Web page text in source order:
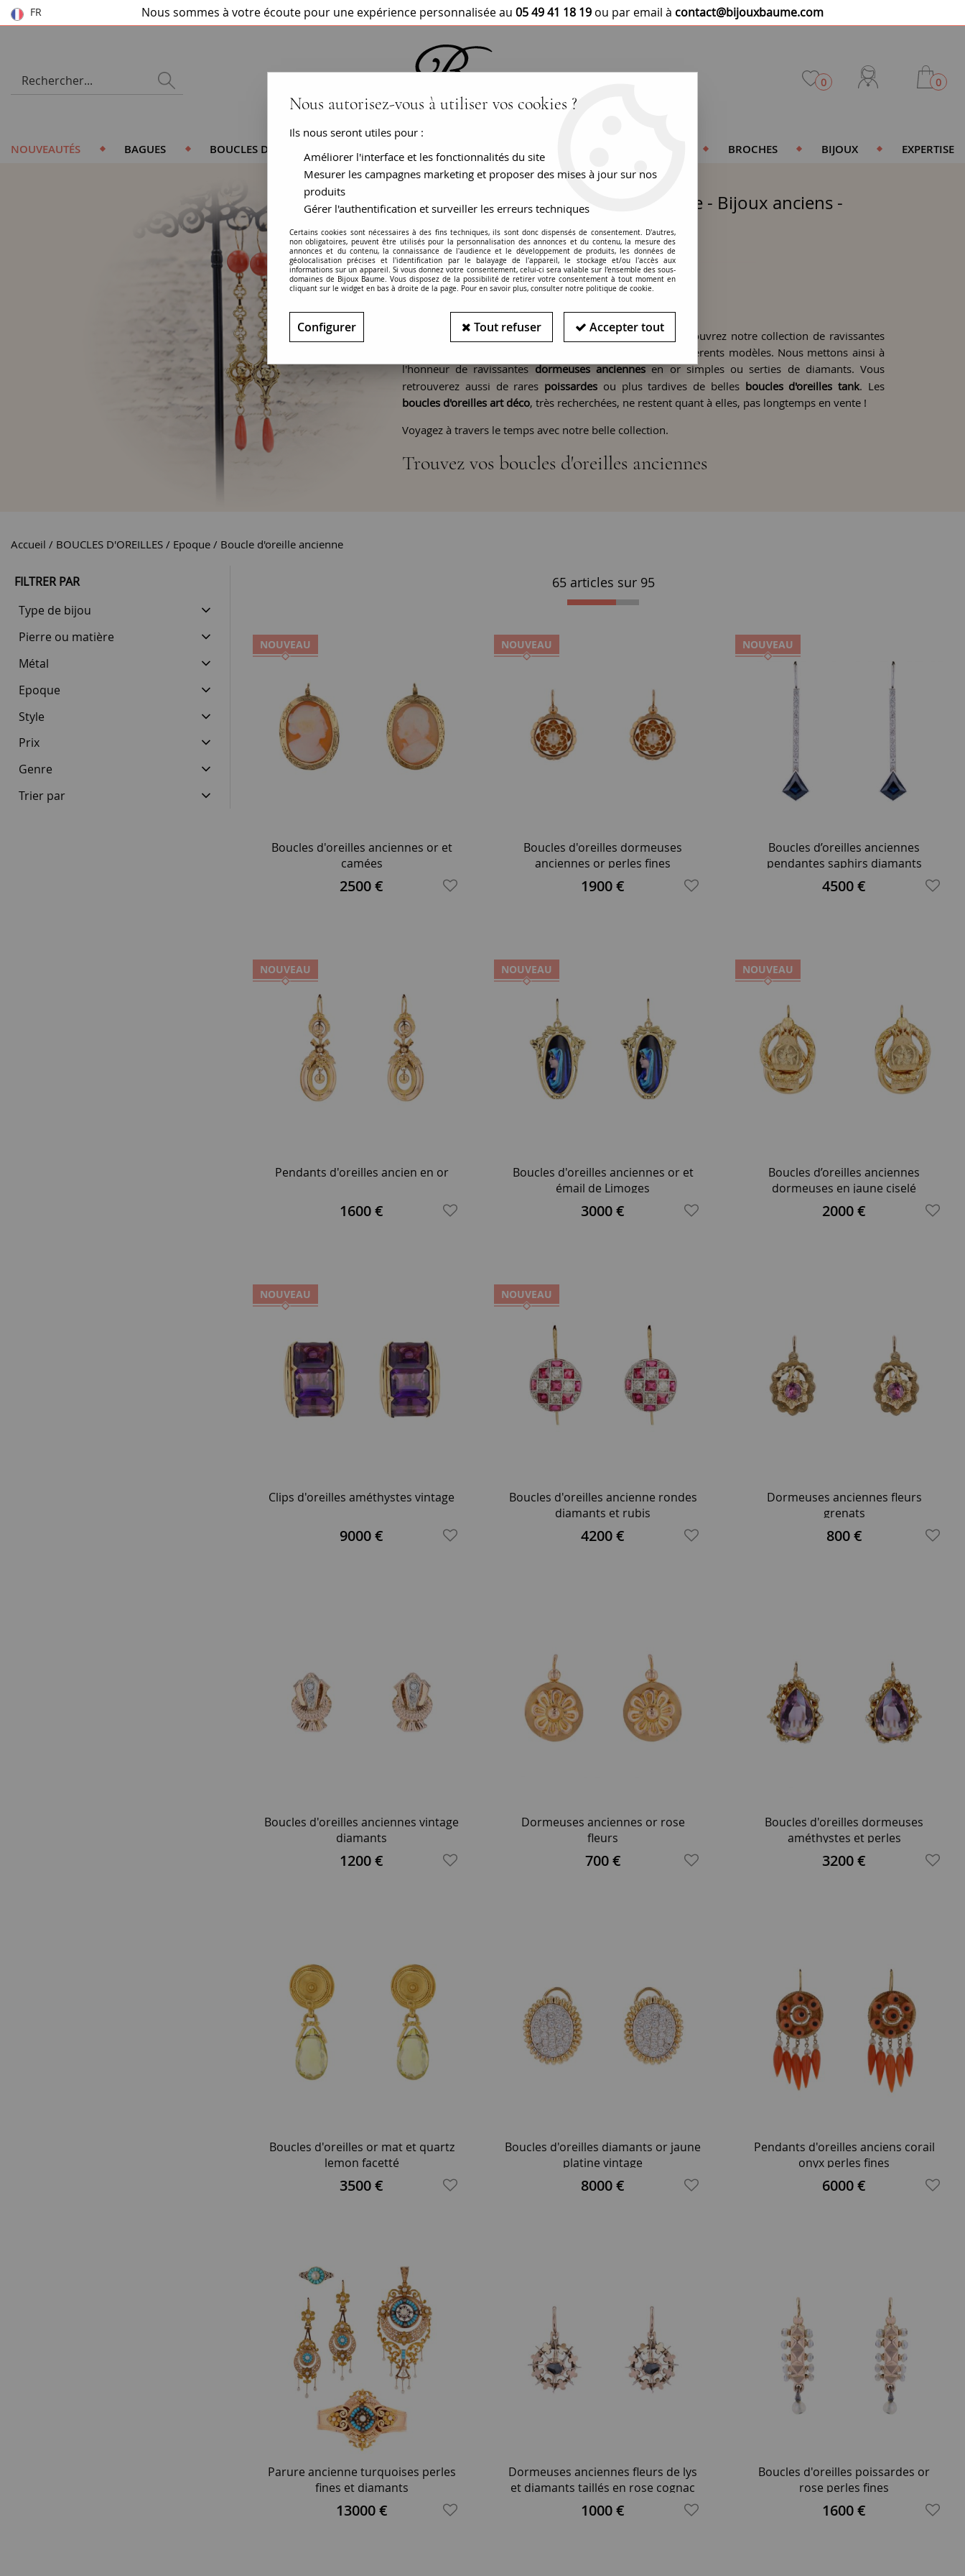
FR Nous sommes à votre écoute pour une expérience personnalisée au 05 49 41 18 19 ou par email à contact@bijouxbaume.com
0 0
NOUVEAUTÉS BAGUES BOUCLES D'OREILLES BROCHES BIJOUX EXPERTISE
Boucle d'oreille ancienne femme - Bijoux anciens -
Dormeuse
De tout temps, les boucles d'oreilles ont été portées. Découvrez notre collection de ravissantes
boucles d'oreilles anciennes de différentes époques et différents modèles. Nous mettons ainsi à
l'honneur de ravissantesdormeusesanciennesen or simples ou serties de diamants. Vous
retrouverez aussi de rares poissardes ou plus tardives de belles boucles d'oreilles tank. Les
boucles d'oreilles art déco, très recherchées, ne restent quant à elles, pas longtemps en vente !
Voyagez à travers le temps avec notre belle collection.
Trouvez vos boucles d'oreilles anciennes
Accueil BOUCLES D'OREILLES Epoque Boucle d'oreille ancienne
FILTRER PAR
Type de bijou
Pierre ou matière
Métal
Epoque
Style
Prix
Genre
Trier par
65 articles sur 95
NOUVEAU
Boucles d'oreilles anciennes or et
camées
2500 €
NOUVEAU
Boucles d'oreilles dormeuses
anciennes or perles fines
1900 €
NOUVEAU
Boucles d’oreilles anciennes
pendantes saphirs diamants
4500 €
NOUVEAU
Pendants d'oreilles ancien en or
1600 €
NOUVEAU
Boucles d'oreilles anciennes or et
émail de Limoges
3000 €
NOUVEAU
Boucles d’oreilles anciennes
dormeuses en jaune ciselé
2000 €
NOUVEAU
Clips d'oreilles améthystes vintage
9000 €
NOUVEAU
Boucles d'oreilles ancienne rondes
diamants et rubis
4200 €
Dormeuses anciennes fleurs
grenats
800 €
Boucles d'oreilles anciennes vintage
diamants
1200 €
Dormeuses anciennes or rose
fleurs
700 €
Boucles d'oreilles dormeuses
améthystes et perles
3200 €
Boucles d'oreilles or mat et quartz
lemon facetté
3500 €
Boucles d'oreilles diamants or jaune
platine vintage
8000 €
Pendants d'oreilles anciens corail
onyx perles fines
6000 €
Parure ancienne turquoises perles
fines et diamants
13000 €
Dormeuses anciennes fleurs de lys
et diamants taillés en rose cognac
1000 €
Boucles d'oreilles poissardes or
rose perles fines
1600 €
Nous autorisez-vous à utiliser vos cookies ?
Ils nous seront utiles pour :
Améliorer l'interface et les fonctionnalités du site
Mesurer les campagnes marketing et proposer des mises à jour sur nos
produits
Gérer l'authentification et surveiller les erreurs techniques
Certains cookies sont nécessaires à des fins techniques, ils sont donc dispensés de consentement. D'autres,
non obligatoires, peuvent être utilisés pour la personnalisation des annonces et du contenu, la mesure des
annonces et du contenu, la connaissance de l'audience et le développement de produits, les données de
géolocalisation précises et l'identification par le balayage de l'appareil, le stockage et/ou l'accès aux
informations sur un appareil. Si vous donnez votre consentement, celui-ci sera valable sur l’ensemble des sous-
domaines de Bijoux Baume. Vous disposez de la possibilité de retirer votre consentement à tout moment en
cliquant sur le widget en bas à droite de la page. Pour en savoir plus, consulter notre politique de cookie.
Configurer Tout refuser Accepter tout